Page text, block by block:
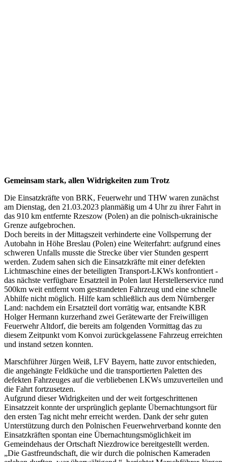
Gemeinsam stark, allen Widrigkeiten zum Trotz
Die Einsatzkräfte von BRK, Feuerwehr und THW waren zunächst
am Dienstag, den 21.03.2023 planmäßig um 4 Uhr zu ihrer Fahrt in
das 910 km entfernte Rzeszow (Polen) an die polnisch-ukrainische
Grenze aufgebrochen.
Doch bereits in der Mittagszeit verhinderte eine Vollsperrung der
Autobahn in Höhe Breslau (Polen) eine Weiterfahrt: aufgrund eines
schweren Unfalls musste die Strecke über vier Stunden gesperrt
werden. Zudem sahen sich die Einsatzkräfte mit einer defekten
Lichtmaschine eines der beteiligten Transport-LKWs konfrontiert -
das nächste verfügbare Ersatzteil in Polen laut Herstellerservice rund
500km weit entfernt vom gestrandeten Fahrzeug und eine schnelle
Abhilfe nicht möglich. Hilfe kam schließlich aus dem Nürnberger
Land: nachdem ein Ersatzteil dort vorrätig war, entsandte KBR
Holger Hermann kurzerhand zwei Gerätewarte der Freiwilligen
Feuerwehr Altdorf, die bereits am folgenden Vormittag das zu
diesem Zeitpunkt vom Konvoi zurückgelassene Fahrzeug erreichten
und instand setzen konnten.
Marschführer Jürgen Weiß, LFV Bayern, hatte zuvor entschieden,
die angehängte Feldküche und die transportierten Paletten des
defekten Fahrzeuges auf die verbliebenen LKWs umzuverteilen und
die Fahrt fortzusetzen.
Aufgrund dieser Widrigkeiten und der weit fortgeschrittenen
Einsatzzeit konnte der ursprünglich geplante Übernachtungsort für
den ersten Tag nicht mehr erreicht werden. Dank der sehr guten
Unterstützung durch den Polnischen Feuerwehrverband konnte den
Einsatzkräften spontan eine Übernachtungsmöglichkeit im
Gemeindehaus der Ortschaft Niezdrowice bereitgestellt werden.
„Die Gastfreundschaft, die wir durch die polnischen Kameraden